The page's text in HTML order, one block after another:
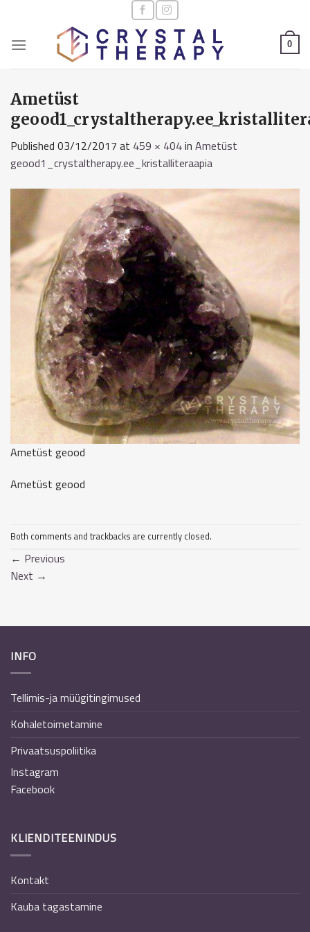
content
0
Ametüst
Published 03/12/2017 at 459 × 404in Ametüst
geood1_crystaltherapy.ee_kristalliteraapia
Ametüst geood
Ametüst geood
Both comments and trackbacks are currently closed.
← Previous
Next →
INFO
Tellimis-ja müügitingimused
Kohaletoimetamine
Privaatsuspoliitika
Instagram
Facebook
KLIENDITEENINDUS
Kontakt
Kauba tagastamine